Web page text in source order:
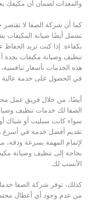
والمعدات لضمان أن مكيفك
كما أن شركة الصفا لا
تشمل أيضًا صيانة المكيفات
بكفاءة. إذا كنت تريد
تنظيف وصيانة مكيفات بجدة
هذه الخدمات بأسعار تنافسية،
في الحصول على خدمة عالية
أيضًا، من خلال فريق عمل
الصفا لك خدمات تنظيف
سواء كانت سبليت أو شباك
تقديم أفضل خدمة في
لإتمام المهمة بسرعة ودقة،
بحاجة إلى تنظيف وصيانة
الأنسب لك.
كذلك، توفر شركة الصفا
من عدم وجود أي أعطال